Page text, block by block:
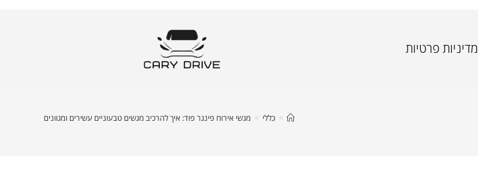
מדיניות פרטיות
> כללי > מגשי אירוח פינגר פוד: איך להרכיב מגשים טבעוניים עשירים ומגוונים